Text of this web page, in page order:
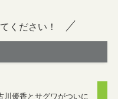
ください！
川優香とサグワがついに